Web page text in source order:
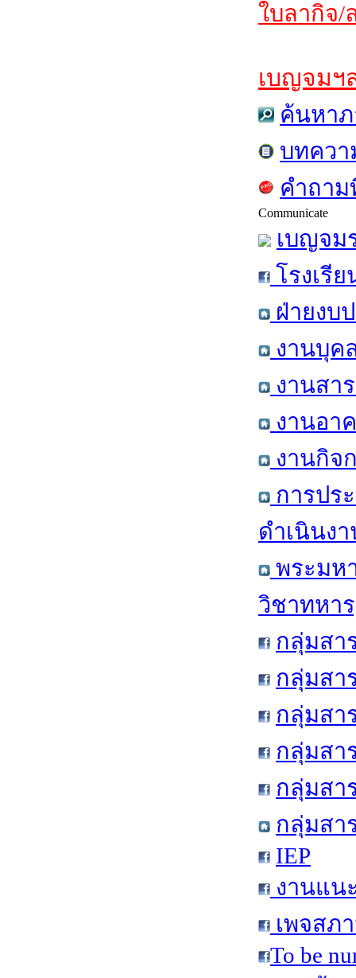
ใบลากิจ/
เบญจมฯ
ค้นหาภ
บทควา
คำถา
Communicate
เบญจม
โรงเรี
ฝ่ายงบ
งานบุค
งานสา
งานอา
งานกิจ
การปร
ดำเนินง
พระมห
วิชาทหา
กลุ่มสา
กลุ่มสา
กลุ่มสา
กลุ่มสา
กลุ่มสา
กลุ่มสา
IEP
งานแน
เพจสภ
To be